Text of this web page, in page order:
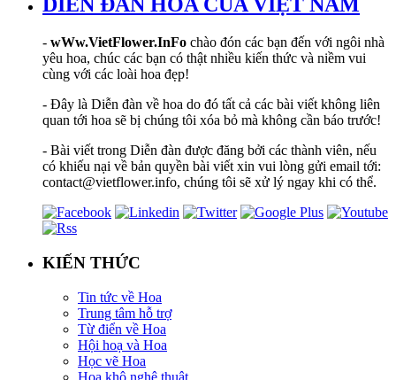
- wWw.VietFlower.InFo chào đón các bạn đến với ngôi nhà
yêu hoa, chúc các bạn có thật nhiều kiến thức và niềm vui
cùng với các loài hoa đẹp!
- Đây là Diễn đàn về hoa do đó tất cả các bài viết không liên
quan tới hoa sẽ bị chúng tôi xóa bỏ mà không cần báo trước!
- Bài viết trong Diễn đàn được đăng bởi các thành viên, nếu
có khiếu nại về bản quyền bài viết xin vui lòng gửi email tới:
contact@vietflower.info, chúng tôi sẽ xử lý ngay khi có thể.
KIẾN THỨC
Tin tức về Hoa
Trung tâm hỗ trợ
Từ điển về Hoa
Hội hoạ và Hoa
Học vẽ Hoa
Hoa khô nghệ thuật